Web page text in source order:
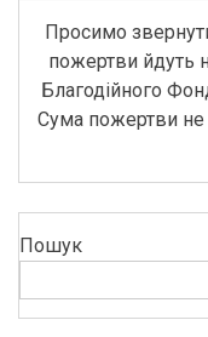
Просимо
пожертви йдуть
Благодійного
Сума пожертви не
Пошук